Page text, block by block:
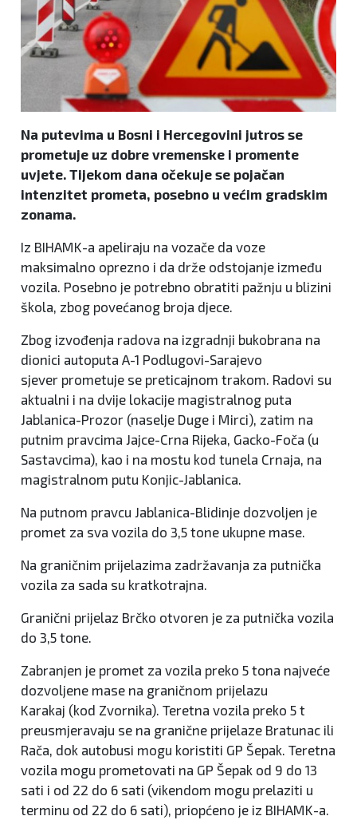
Na putevima u Bosni i Hercegovini jutros se
prometuje uz dobre vremenske i promente
uvjete. Tijekom dana očekuje se pojačan
intenzitet prometa, posebno u većim gradskim
zonama.
Iz BIHAMK-a apeliraju na vozače da voze
maksimalno oprezno i da drže odstojanje između
vozila. Posebno je potrebno obratiti pažnju u blizini
škola, zbog povećanog broja djece.
Zbog izvođenja radova na izgradnji bukobrana na
dionici autoputa A-1 Podlugovi-Sarajevo
sjever prometuje se preticajnom trakom. Radovi su
aktualni i na dvije lokacije magistralnog puta
Jablanica-Prozor (naselje Duge i Mirci), zatim na
putnim pravcima Jajce-Crna Rijeka, Gacko-Foča (u
Sastavcima), kao i na mostu kod tunela Crnaja, na
magistralnom putu Konjic-Jablanica.
Na putnom pravcu Jablanica-Blidinje dozvoljen je
promet za sva vozila do 3,5 tone ukupne mase.
Na graničnim prijelazima zadržavanja za putnička
vozila za sada su kratkotrajna.
Granični prijelaz Brčko otvoren je za putnička vozila
do 3,5 tone.
Zabranjen je promet za vozila preko 5 tona najveće
dozvoljene mase na graničnom prijelazu
Karakaj (kod Zvornika). Teretna vozila preko 5 t
preusmjeravaju se na granične prijelaze Bratunac ili
Rača, dok autobusi mogu koristiti GP Šepak. Teretna
vozila mogu prometovati na GP Šepak od 9 do 13
sati i od 22 do 6 sati (vikendom mogu prelaziti u
terminu od 22 do 6 sati), priopćeno je iz BIHAMK-a.